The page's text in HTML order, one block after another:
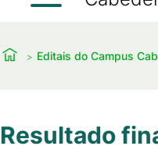
Editais do Campus
Resultado